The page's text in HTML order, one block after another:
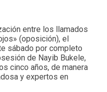
entre los llamados
(oposición), el
sábado por completo
de Nayib Bukele,
cinco años, de manera
y expertos en